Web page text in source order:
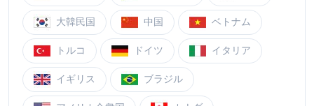
大韓民国 中国 ベトナム
トルコ ドイツ イタリア
イギリス ブラジル